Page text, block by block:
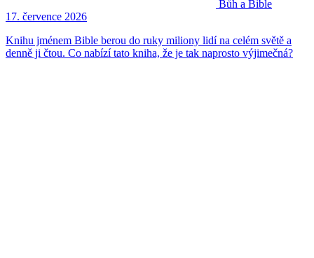
Bůh a Bible
17. července 2026
Knihu jménem Bible berou do ruky miliony lidí na celém světě a
denně ji čtou. Co nabízí tato kniha, že je tak naprosto výjimečná?